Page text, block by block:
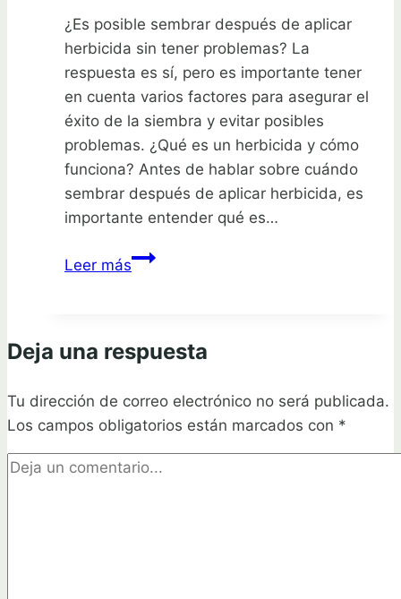
¿Es posible sembrar después de aplicar
herbicida sin tener problemas? La
respuesta es sí, pero es importante tener
en cuenta varios factores para asegurar el
éxito de la siembra y evitar posibles
problemas. ¿Qué es un herbicida y cómo
funciona? Antes de hablar sobre cuándo
sembrar después de aplicar herbicida, es
importante entender qué es…
Leer másSiembra
sembrar
de
aplicar
herbicida?
Deja una respuesta
Tu dirección de correo electrónico no será publicada.
Los campos obligatorios están marcados con *